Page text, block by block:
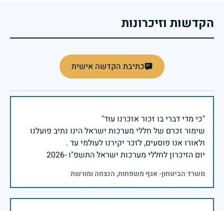
הקדשות וזיכרונות
כתיבת הקדשה אישית
שימור זכרם של חללי מערכות ישראל הינו נתיב פועלנו
יום הזיכרון לחללי מערכות ישראל התשפ"ו -2026
משרד הביטחון- אגף משפחות, הנצחה ומורשת